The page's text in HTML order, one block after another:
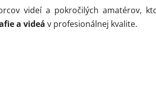
videí a pokročilých amatérov,
a videá v profesionálnej kvalite.